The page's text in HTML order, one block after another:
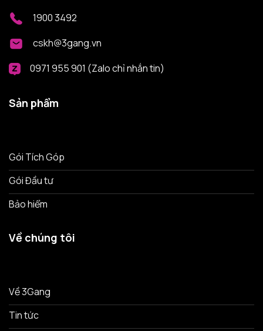
1900 3492
cskh@3gang.vn
0971 955 901 (Zalo chỉ nhắn tin)
Sản phẩm
Gói Tích Góp
Gói Đầu tư
Bảo hiểm
Về chúng tôi
Về 3Gang
Tin tức